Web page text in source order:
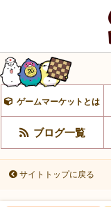
ゲームマーケットとは
ブログ一覧
サイトトップに戻る